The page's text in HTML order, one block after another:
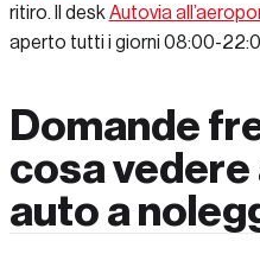
ritiro. Il deskAutovia
aperto tutti i giorni 08:00-
Domande
cosa vedere
auto a